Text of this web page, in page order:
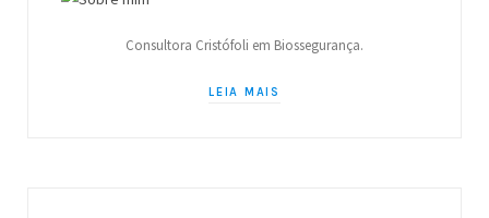
Consultora Cristófoli em Biossegurança.
LEIA MAIS